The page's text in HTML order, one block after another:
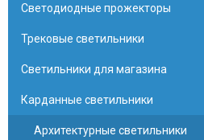
Светодиодные прожекторы
Трековые светильники
Светильники для магазина
Карданные светильники
Архитектурные светильники